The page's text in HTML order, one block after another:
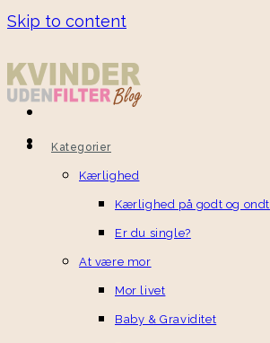
Skip to content
Kategorier
Kærlighed
Kærlighed på godt og ondt
Er du single?
At være mor
Mor livet
Baby & Graviditet